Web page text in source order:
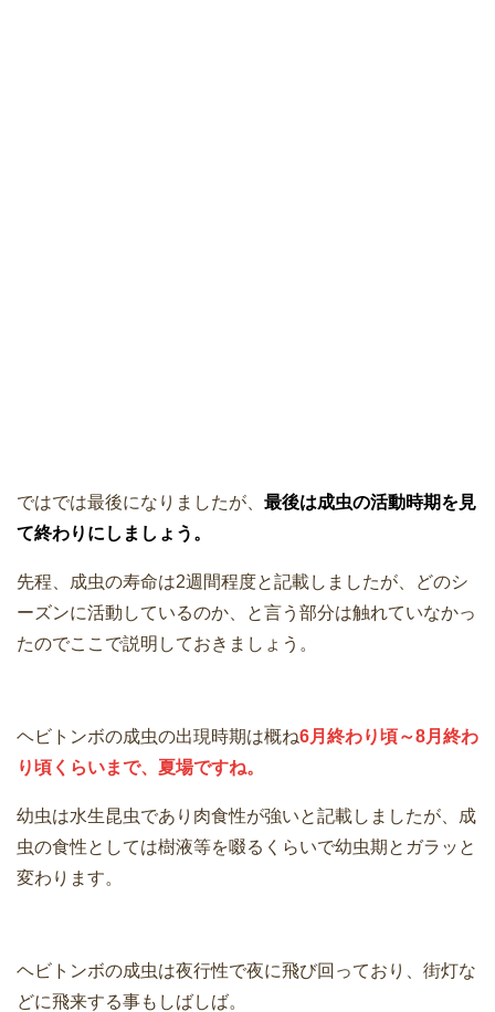
ではでは最後になりましたが、 最後は成虫の活動時期を見
て終わりにしましょう。
先程、成虫の寿命は2週間程度と記載しましたが、どのシ
ーズンに活動しているのか、と言う部分は触れていなかっ
たのでここで説明しておきましょう。
ヘビトンボの成虫の出現時期は概ね6月終わり頃～8月終わ
り頃くらいまで、夏場ですね。
幼虫は水生昆虫であり肉食性が強いと記載しましたが、成
虫の食性としては樹液等を啜るくらいで幼虫期とガラッと
変わります。
ヘビトンボの成虫は夜行性で夜に飛び回っており、街灯な
どに飛来する事もしばしば。